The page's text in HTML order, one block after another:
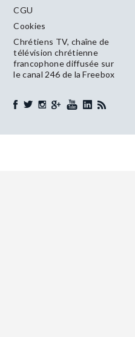
CGU
Cookies
Chrétiens TV, chaîne de
télévision chrétienne
francophone diffusée sur
le canal 246 de la Freebox